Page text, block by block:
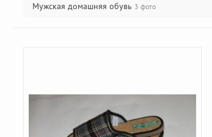
Мужская домашняя обувь 3 фото